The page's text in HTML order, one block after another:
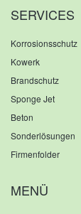
SERVICES
Korrosionsschutz
Kowerk
Brandschutz
Sponge Jet
Beton
Sonderlösungen
Firmenfolder
MENÜ